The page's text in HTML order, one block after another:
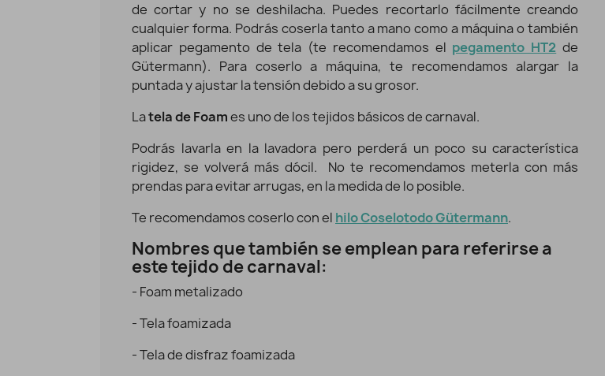
de cortar y no se deshilacha. Puedes recortarlo fácilmente creando
cualquier forma. Podrás coserla tanto a mano como a máquina o también
aplicar pegamento de tela (te recomendamos el pegamento HT2 de
Gütermann). Para coserlo a máquina, te recomendamos alargar la
puntada y ajustar la tensión debido a su grosor.
Latela de Foames uno de los tejidos básicos de carnaval.
Podrás lavarla en la lavadora pero perderá un poco su característica
rigidez, se volverá más dócil. No te recomendamos meterla con más
prendas para evitar arrugas, en la medida de lo posible.
Te recomendamos coserlo con el hilo Coselotodo Gütermann.
Nombres que también se emplean para referirse a
este tejido de carnaval:
- Foam metalizado
- Tela foamizada
- Tela de disfraz foamizada
2,00 € 6,95 €5,56 €